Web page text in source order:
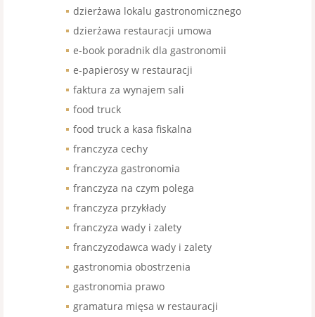
dzierżawa lokalu gastronomicznego
dzierżawa restauracji umowa
e-book poradnik dla gastronomii
e-papierosy w restauracji
faktura za wynajem sali
food truck
food truck a kasa fiskalna
franczyza cechy
franczyza gastronomia
franczyza na czym polega
franczyza przykłady
franczyza wady i zalety
franczyzodawca wady i zalety
gastronomia obostrzenia
gastronomia prawo
gramatura mięsa w restauracji